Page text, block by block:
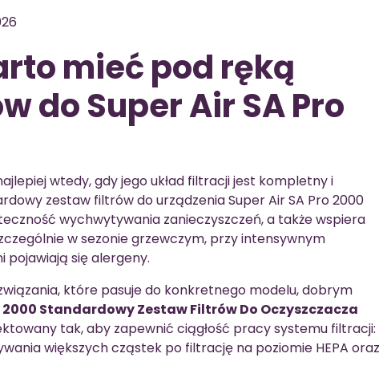
mieć pod ręką
do Super Air SA Pro
wtedy, gdy jego układ filtracji jest kompletny i
zestaw filtrów do urządzenia Super Air SA Pro 2000
wychwytywania zanieczyszczeń, a także wspiera
w sezonie grzewczym, przy intensywnym
pojawiają się alergeny.
które pasuje do konkretnego modelu, dobrym
2000 Standardowy Zestaw Filtrów Do Oczyszczacza
tak, aby zapewnić ciągłość pracy systemu filtracji:
większych cząstek po filtrację na poziomie HEPA oraz